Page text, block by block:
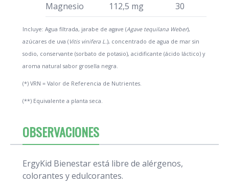
Magnesio
112,5 mg 30
Incluye: Agua filtrada, jarabe de agave (Agave tequilana Weber),
azúcares de uva (Vitis vinifera L.), concentrado de agua de mar sin
sodio, conservante (sorbato de potasio), acidificante (ácido láctico) y
aroma natural sabor grosella negra.
(*) VRN = Valor de Referencia de Nutrientes.
(**) Equivalente a planta seca.
OBSERVACIONES
ErgyKid Bienestar está libre de alérgenos,
colorantes y edulcorantes.